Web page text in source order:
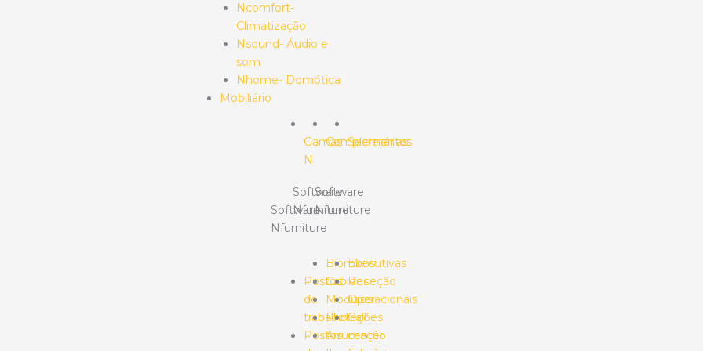
Ncomfort-
Climatização
Nsound- Áudio e
som
Nhome- Domótica
Mobiliário
Gamas
N
Software
Nfurniture
Postos
de
trabalho
Postos
Complementos
Software
Nfurniture
Biombos
Cabides
Módulos
Proteções
Arrumação
Secretárias
Software
Nfurniture
Executivas
Receção
Operacionais
Call
center